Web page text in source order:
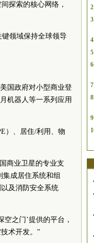
探索的核心网络，
领域保持全球领导
国政府对小型商业登
机器人等一系列应用
）、居住/利用、物
商业卫星的专业支
成居住系统和组
及消防安全系统
之门’提供的平台，
术开发。”
2
3
4
5
6
7
8
9